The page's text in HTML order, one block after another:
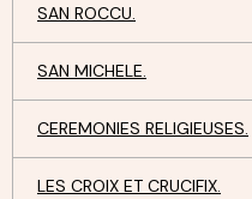
SAN ROCCU.
SAN MICHELE.
CEREMONIES RELIGIEUSES.
LES CROIX ET CRUCIFIX.